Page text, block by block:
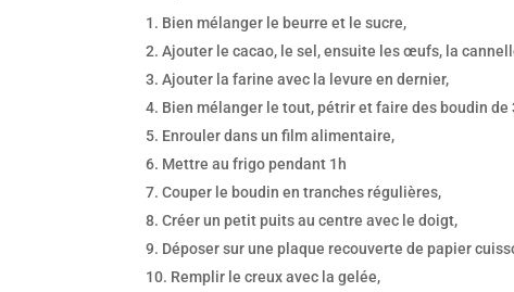
Bien mélanger le beurre et le sucre,
Ajouter le cacao, le sel, ensuite les œufs, la
Ajouter la farine avec la levure en dernier,
Bien mélanger le tout, pétrir et faire des boudin de
Enrouler dans un film alimentaire,
Mettre au frigo pendant 1h
Couper le boudin en tranches régulières,
Créer un petit puits au centre avec le doigt,
Déposer sur une plaque recouverte de papier
Remplir le creux avec la gelée,